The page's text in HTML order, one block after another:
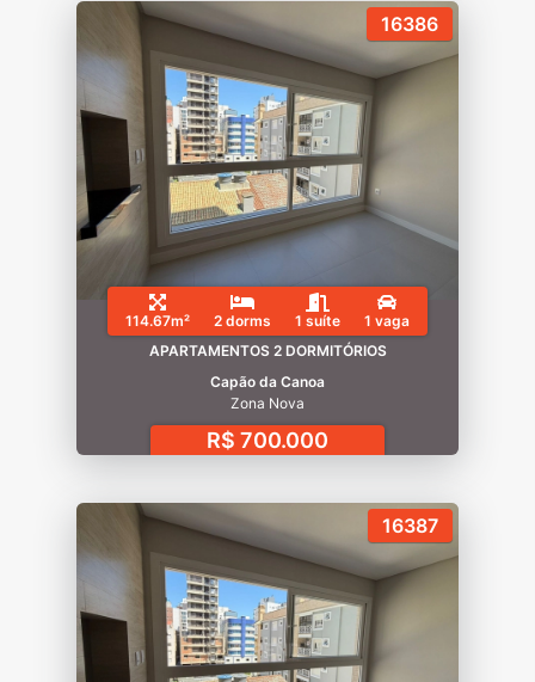
16386
114.67m² 2 dorms 1 suíte
1 vaga
APARTAMENTOS 2 DORMITÓRIOS
Capão da Canoa
Zona Nova
R$ 700.000
16387